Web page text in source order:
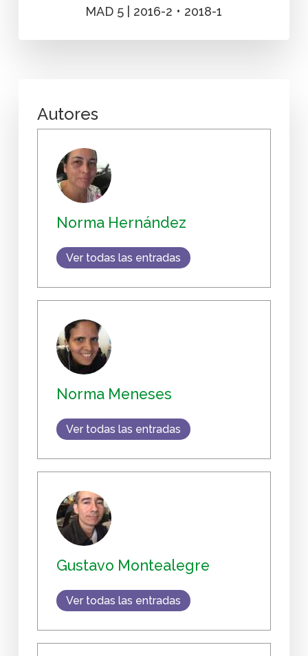
MAD 5 | 2016-2 • 2018-1
Autores
Norma Hernández
Ver todas las entradas
Norma Meneses
Ver todas las entradas
Gustavo Montealegre
Ver todas las entradas